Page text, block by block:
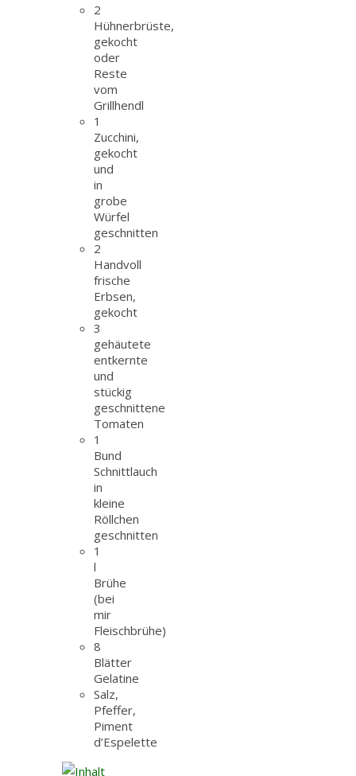
2
Hühnerbrüste,
gekocht
oder
Reste
vom
Grillhendl
1
Zucchini,
gekocht
und
in
grobe
Würfel
geschnitten
2
Handvoll
frische
Erbsen,
gekocht
3
gehäutete
entkernte
und
stückig
geschnittene
Tomaten
1
Bund
Schnittlauch
in
kleine
Röllchen
geschnitten
1
l
Brühe
(bei
mir
Fleischbrühe)
8
Blätter
Gelatine
Salz,
Pfeffer,
Piment
d’Espelette